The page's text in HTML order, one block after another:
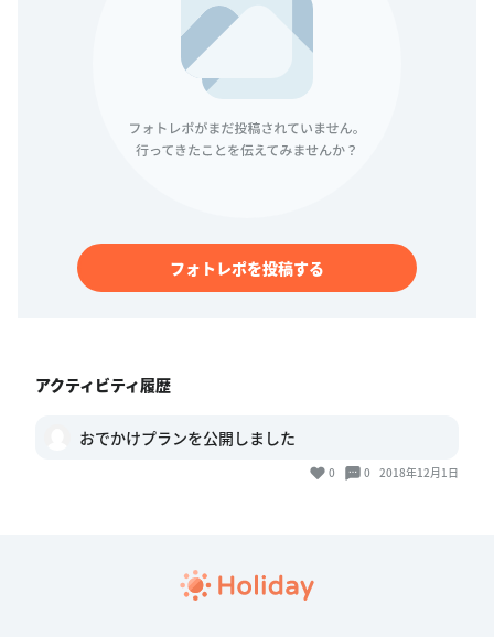
フォトレポを投稿する
アクティビティ履歴
おでかけプランを公開しました
0 0 2018年12月1日